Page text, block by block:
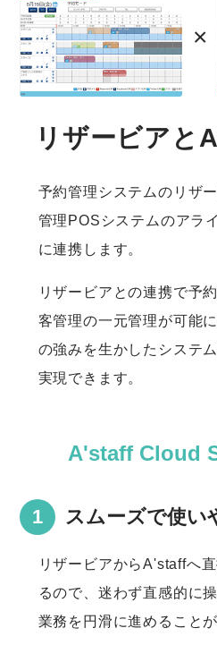
リザービアと
予約管理システムのリザー
管理POSシステムのアラ
に連携します。
リザービアとの連携で予
客管理の一元管理が可能
の強みを生かしたシステ
実現できます。
A'staff Cloud
スムーズで使い
リザービアからA'staffへ
るので、迷わず直感的に
業務を円滑に進めることが